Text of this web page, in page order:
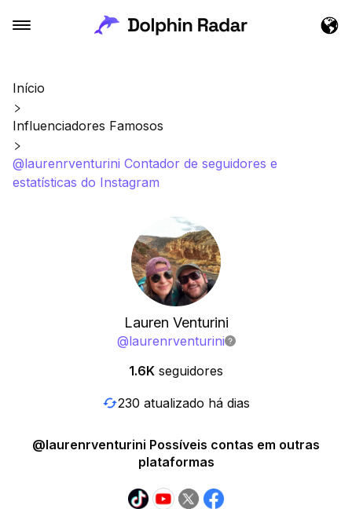
Início
Influenciadores Famosos
@laurenrventurini Contador de seguidores e
estatísticas do Instagram
Lauren Venturini
@laurenrventurini
1.6K seguidores
230 atualizado há dias
@laurenrventurini Possíveis contas em outras
plataformas